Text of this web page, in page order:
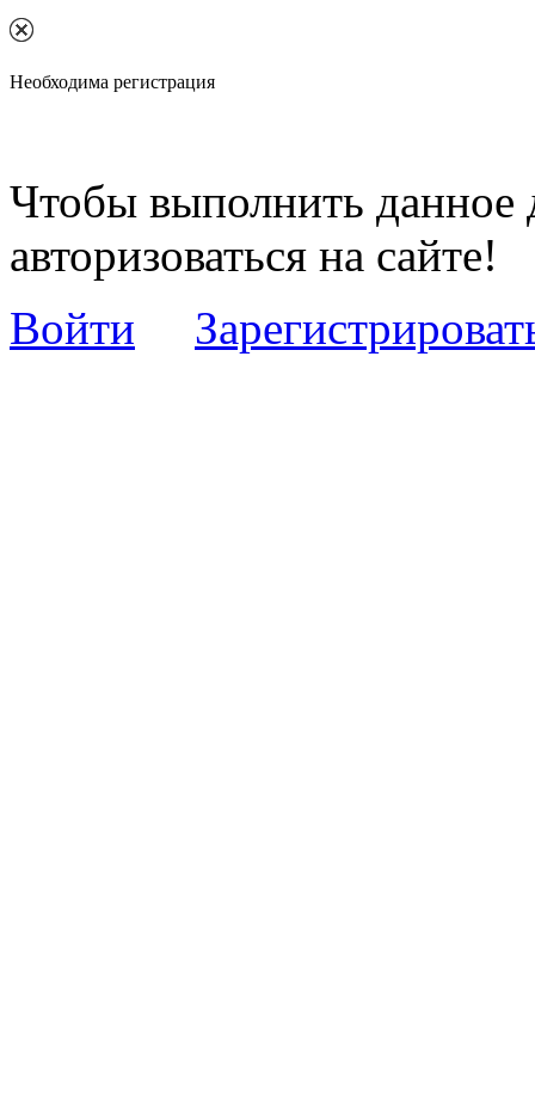
Необходима регистрация
Чтобы выполнить данное
авторизоваться на сайте!
Войти